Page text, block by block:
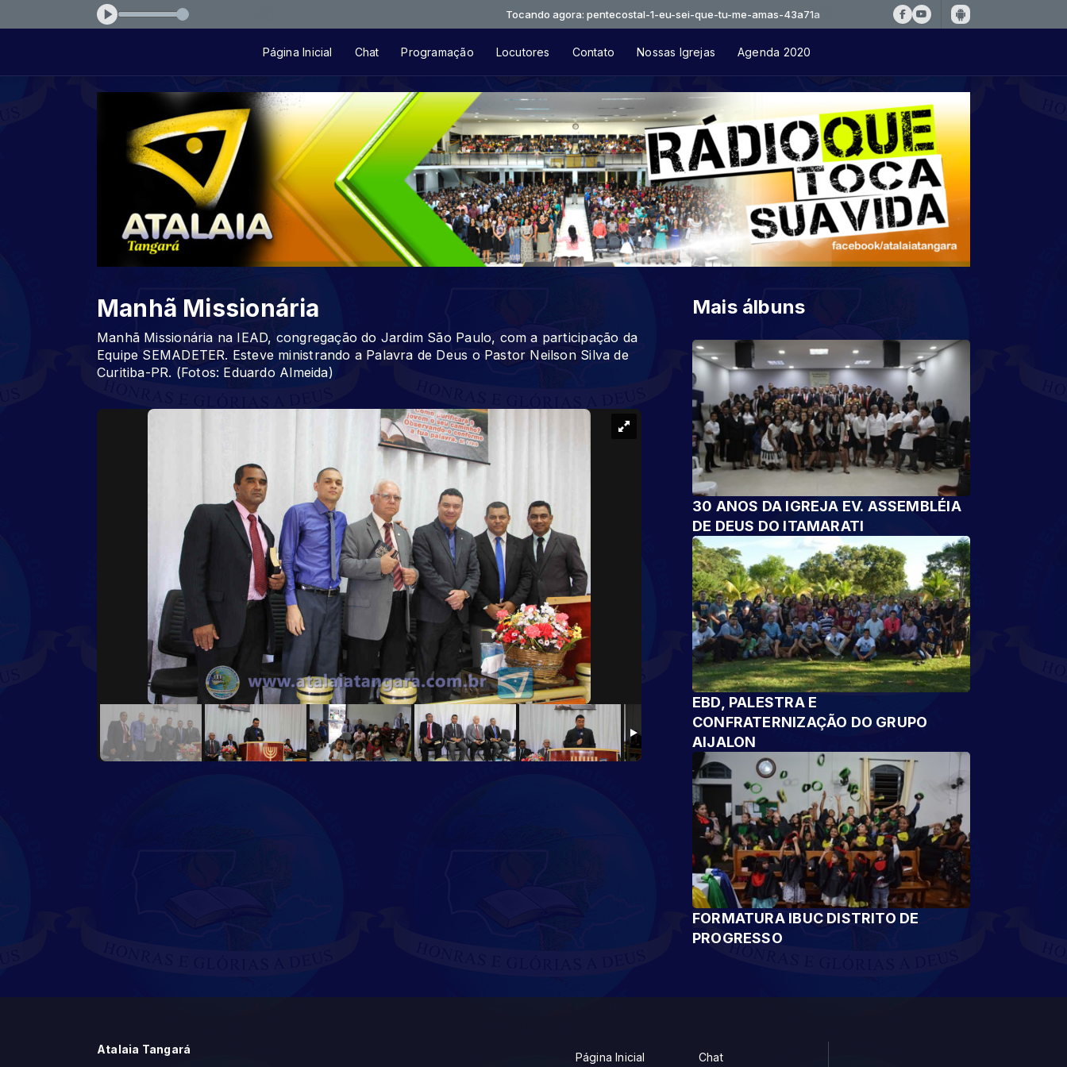
me-amas-43a71a Tocando agora: pentecostal-1-eu-sei-que-tu-me-amas-43a71a
Página Inicial Chat Programação Locutores Contato Nossas Igrejas Agenda 2020
Manhã Missionária
Manhã Missionária na IEAD, congregação do Jardim São Paulo, com a participação da
Equipe SEMADETER. Esteve ministrando a Palavra de Deus o Pastor Neilson Silva de
Curitiba-PR. (Fotos: Eduardo Almeida)
Mais álbuns
30 ANOS DA IGREJA EV. ASSEMBLÉIA
DE DEUS DO ITAMARATI
EBD, PALESTRA E
CONFRATERNIZAÇÃO DO GRUPO
AIJALON
FORMATURA IBUC DISTRITO DE
PROGRESSO
Atalaia Tangará
Página Inicial Chat